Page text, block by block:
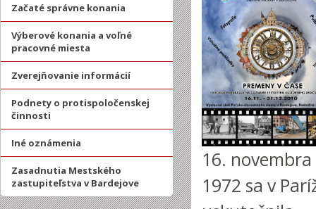
Začaté správne konania
Výberové konania a voľné
pracovné miesta
Zverejňovanie informácií
Podnety o protispoločenskej
činnosti
Iné oznámenia
Zasadnutia Mestského
zastupiteľstva v Bardejove
16. novembra
1972 sa v